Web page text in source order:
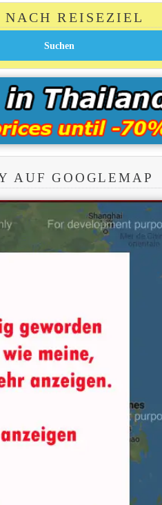
REISEZIEL
AUF GOOGLEMAP